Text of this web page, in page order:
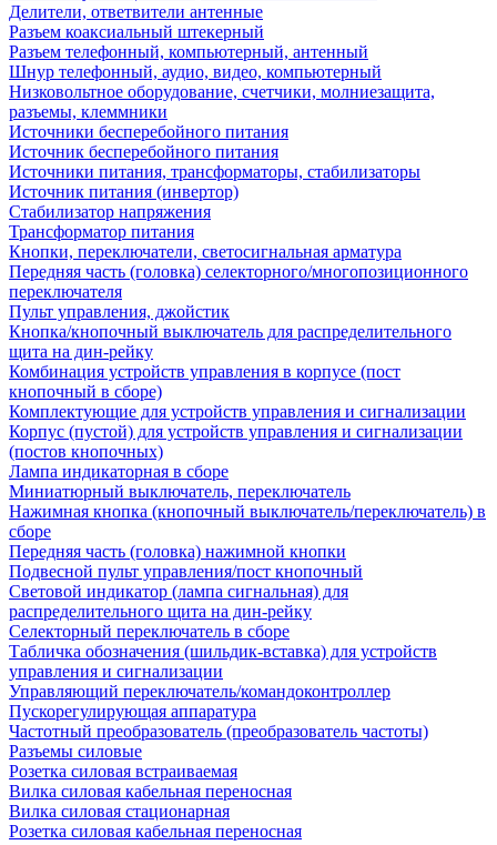
Делители, ответвители антенные
Разъем коаксиальный штекерный
Разъем телефонный, компьютерный, антенный
Шнур телефонный, аудио, видео, компьютерный
Низковольтное оборудование, счетчики, молниезащита,
разъемы, клеммники
Источники бесперебойного питания
Источник бесперебойного питания
Источники питания, трансформаторы, стабилизаторы
Источник питания (инвертор)
Стабилизатор напряжения
Трансформатор питания
Кнопки, переключатели, светосигнальная арматура
Передняя часть (головка) селекторного/многопозиционного
переключателя
Пульт управления, джойстик
Кнопка/кнопочный выключатель для распределительного
щита на дин-рейку
Комбинация устройств управления в корпусе (пост
кнопочный в сборе)
Комплектующие для устройств управления и сигнализации
Корпус (пустой) для устройств управления и сигнализации
(постов кнопочных)
Лампа индикаторная в сборе
Миниатюрный выключатель, переключатель
Нажимная кнопка (кнопочный выключатель/переключатель) в
сборе
Передняя часть (головка) нажимной кнопки
Подвесной пульт управления/пост кнопочный
Световой индикатор (лампа сигнальная) для
распределительного щита на дин-рейку
Селекторный переключатель в сборе
Табличка обозначения (шильдик-вставка) для устройств
управления и сигнализации
Управляющий переключатель/командоконтроллер
Пускорегулирующая аппаратура
Частотный преобразователь (преобразователь частоты)
Разъемы силовые
Розетка силовая встраиваемая
Вилка силовая кабельная переносная
Вилка силовая стационарная
Розетка силовая кабельная переносная